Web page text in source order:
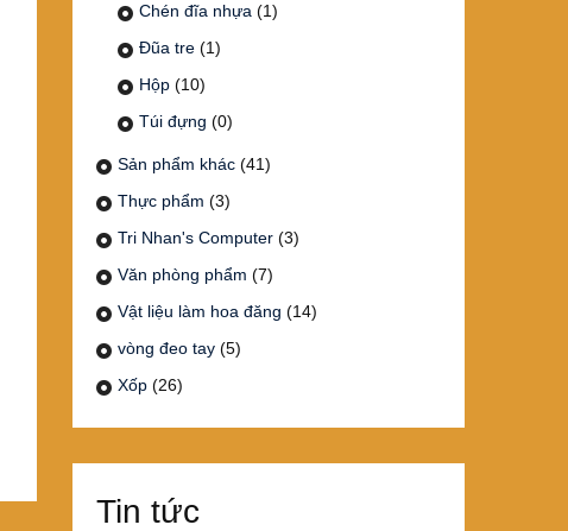
Chén đĩa nhựa (1)
Đũa tre (1)
Hộp (10)
Túi đựng (0)
Sản phẩm khác (41)
Thực phẩm (3)
Tri Nhan's Computer (3)
Văn phòng phẩm (7)
Vật liệu làm hoa đăng (14)
vòng đeo tay (5)
Xốp (26)
Tin tức